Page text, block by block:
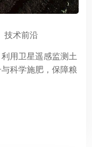
技术前沿
用卫星遥感监测土
科学施肥，保障粮